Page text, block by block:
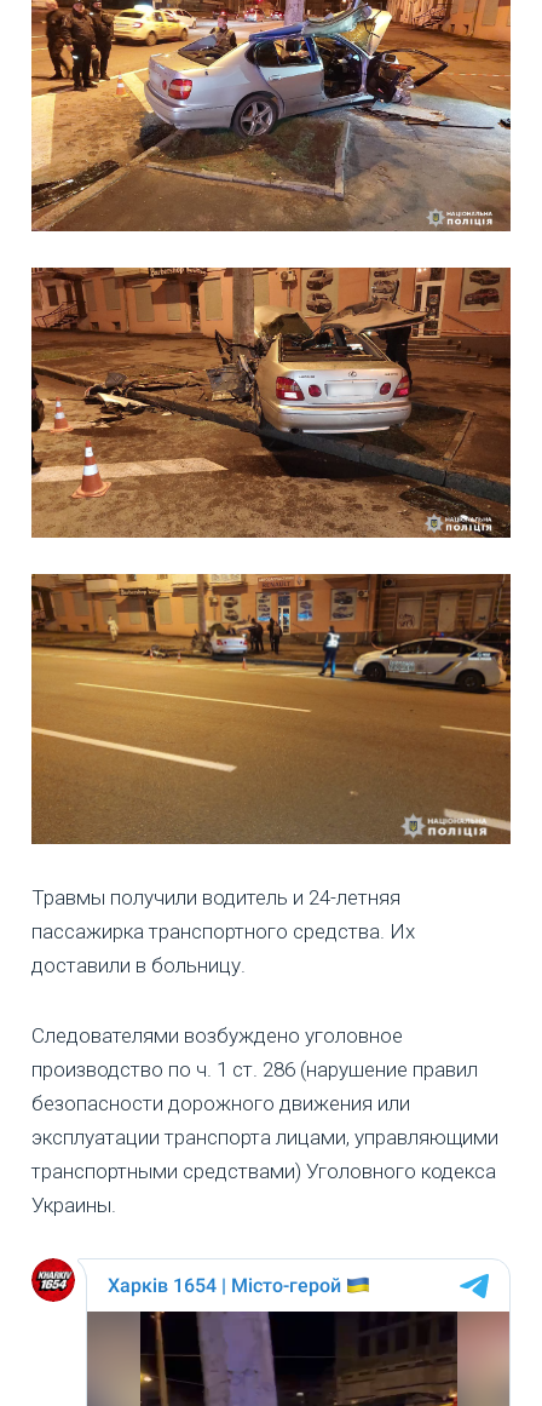
Травмы получили водитель и 24-летняя
пассажирка транспортного средства. Их
доставили в больницу.
Следователями возбуждено уголовное
производство по ч. 1 ст. 286 (нарушение правил
безопасности дорожного движения или
эксплуатации транспорта лицами, управляющими
транспортными средствами) Уголовного кодекса
Украины.